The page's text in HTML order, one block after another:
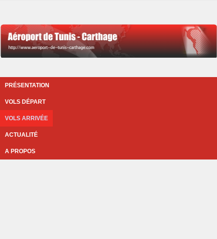
PRÉSENTATION
VOLS DÉPART
VOLS ARRIVÉE
ACTUALITÉ
A PROPOS